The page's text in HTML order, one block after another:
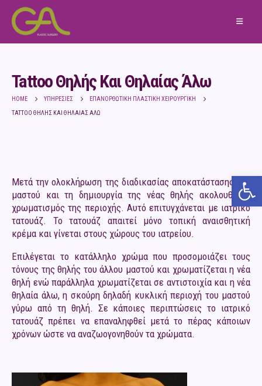
Tattoo Θηλής Και Θηλαίας Άλω
HOME ΥΠΗΡΕΣΊΕΣ
ΕΠΑΝΟΡΘΩΤΙΚΉ ΠΛΑΣΤΙΚΉ ΧΕΙΡΟΥΡΓΙΚΉ
TATTOO ΘΗΛΉΣ ΚΑΙ ΘΗΛΑΊΑΣ ΆΛΩ
Μετά την ολοκλήρωση της διαδικασίας αποκατάστασης του
μαστού και τη δημιουργία της νέας θηλής ακολουθεί ο
χρωματισμός της περιοχής. Αυτό επιτυγχάνεται με ιατρικό
τατουάζ. Το τατουάζ απαιτεί μόνο τοπική αναισθητική
κρέμα και γίνεται στους χώρους του ιατρείου.
Επιλέγεται το κατάλληλο χρώμα που προσομοιάζει τους
τόνους της θηλής του άλλου μαστού και χρωματίζεται η νέα
θηλή ενώ παράλληλα χρωματίζεται σε αντιστοιχία και η νέα
θηλαία άλω, η σκούρη δηλαδή κυκλική περιοχή του μαστού
γύρω από τη θηλή. Σε κάποιες περιπτώσεις το ιατρικό
τατουάζ πρέπει να επαναληφθεί μετά το πέρας κάποιων
χρόνων ώστε να αναζωογονηθούν τα χρώματα.